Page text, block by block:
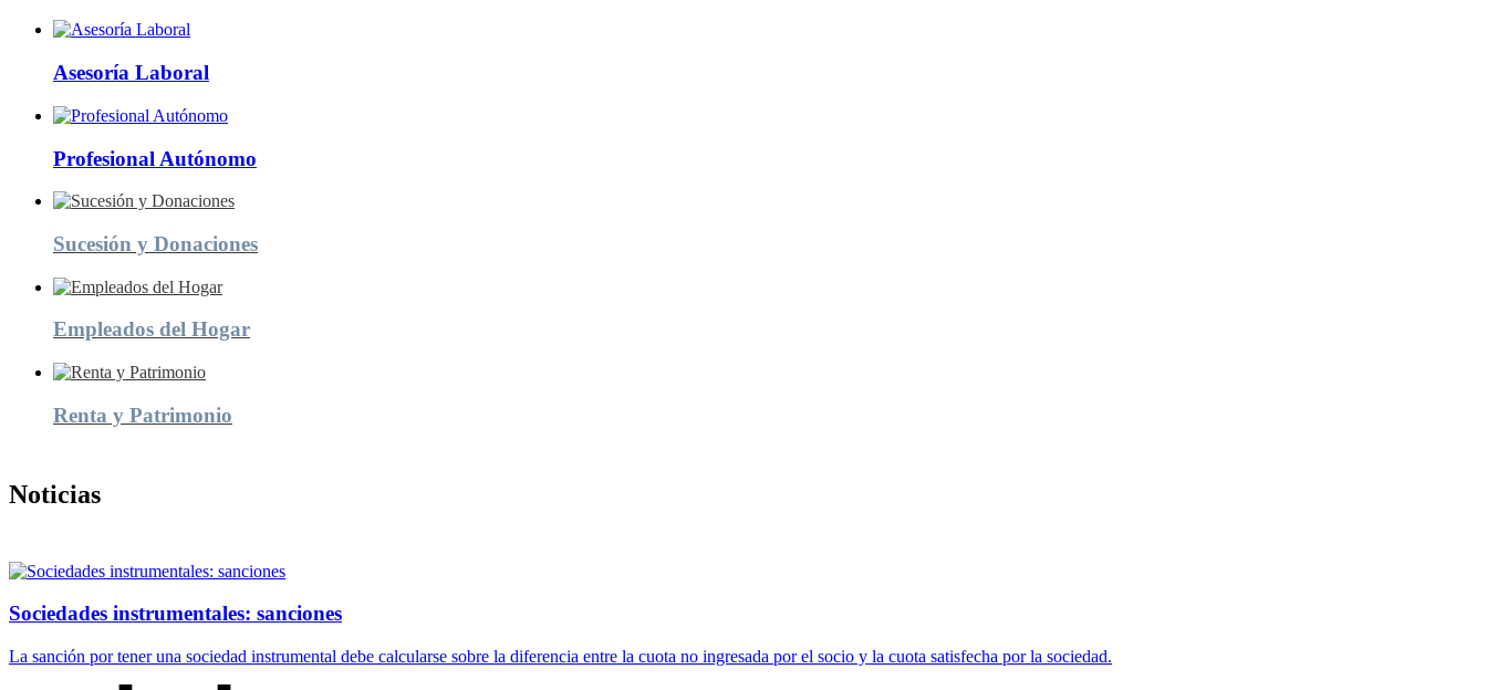
que desde nuestros inicios continúan depositando
y motivación para seguir mejorando día a día.
Una trayectoria de más de 30 años y clientes continúan depositando su confianza en nuestra gestión.
Saber más
Asesoría Laboral
Profesional Autónomo
Sucesión y Donaciones
Empleados del Hogar
Renta y Patrimonio
Noticias
Sociedades instrumentales: sanciones
La sanción por tener una sociedad instrumental debe calcularse sobre la diferencia entre la cuota no ingresada por el socio y la cuota satisfecha por la sociedad.